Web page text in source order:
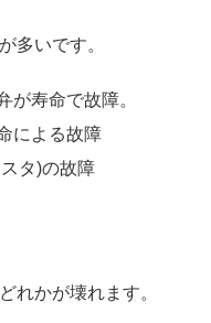
多いです。
が寿命で故障。
による故障
タ)の故障
れかが壊れます。